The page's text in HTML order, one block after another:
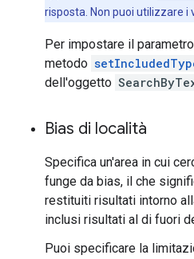
risposta. Non puoi utilizzare i
Per impostare il
metodo
dell'oggetto
Bias di località
Specifica un'area in cui
funge da bias, il che
restituiti risultati intorno
inclusi risultati al di fuori
Puoi specificare la